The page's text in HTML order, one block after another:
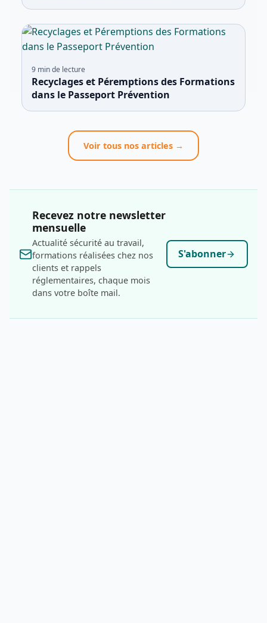
9 min de lecture
Recyclages et Péremptions des Formations
dans le Passeport Prévention
Voir tous nos articles →
Recevez notre newsletter
mensuelle
Actualité sécurité au travail,
formations réalisées chez nos
clients et rappels
réglementaires, chaque mois
dans votre boîte mail.
S'abonner